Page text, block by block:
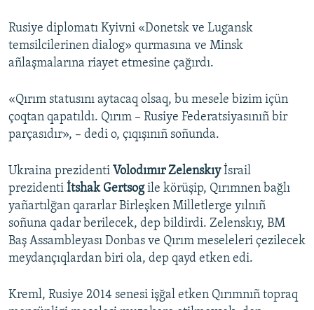
Rusiye diplomatı Kyivni «Donetsk ve Lugansk
temsilcilerinen dialog» qurmasına ve Minsk
añlaşmalarına riayet etmesine çağırdı.
«Qırım statusını aytacaq olsaq, bu mesele bizim içün
çoqtan qapatıldı. Qırım – Rusiye Federatsiyasınıñ bir
parçasıdır», – dedi o, çıqışınıñ soñunda.
Ukraina prezidenti Volodımır Zelenskıyİsrail
prezidenti İtshak Gertsogile körüşip, Qırımnen bağlı
yañartılğan qararlar Birleşken Milletlerge yılnıñ
soñuna qadar berilecek, dep bildirdi. Zelenskıy, BM
Baş Assambleyası Donbas ve Qırım meseleleri çezilecek
meydançıqlardan biri ola, dep qayd etken edi.
Kreml, Rusiye 2014 senesi işğal etken Qırımnıñ topraq